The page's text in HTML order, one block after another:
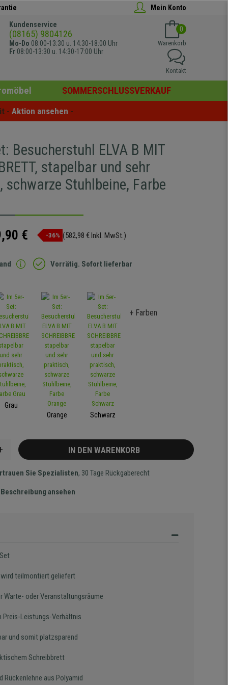
Mein Konto
Kundenservice
(08165) 9804126
Mo-Do 08:00-13:30 u. 14:30-18:00 Uhr
Fr 08:00-13:30 u. 14:30-17:00 Uhr
0
Warenkorb
Kontakt
SOMMERSCHLUSSVERKAUF
- Aktion ansehen -
Besucherstuhl ELVA B MIT
stapelbar und sehr
schwarze Stuhlbeine, Farbe
€ -36% (582,98 € Inkl. MwSt.)
Vorrätig. Sofort lieferbar
Grau
Orange
Schwarz
+ Farben
IN DEN WARENKORB
Sie Spezialisten, 30 Tage Rückgaberecht
ansehen
teilmontiert geliefert
Warte- oder Veranstaltungsräume
Preis-Leistungs-Verhältnis
und somit platzsparend
Schreibbrett
Rückenlehne aus Polyamid